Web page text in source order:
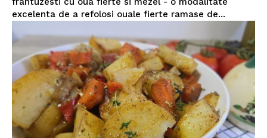
excelenta de a refolosi ouale fierte ramase de...